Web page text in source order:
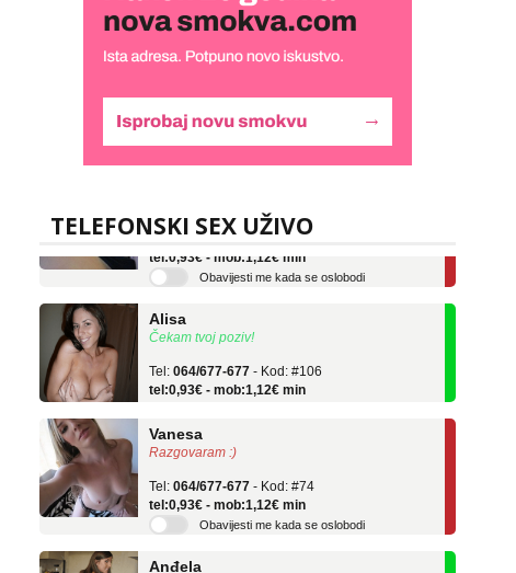
TELEFONSKI SEX UŽIVO
Snježana
Tel:064/677-677 - Kod: #119
tel:0,93€ - mob:1,12€ min
Obavijesti me kada se oslobodi
Čekam tvoj poziv!
tel:0,93€ - mob:1,12€ min
Razgovaram :)
tel:0,93€ - mob:1,12€ min
Obavijesti me kada se oslobodi
Čekam tvoj poziv!